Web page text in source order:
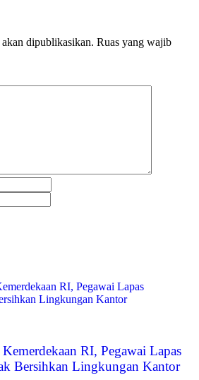
dipublikasikan. Ruas yang wajib
RI, Pegawai Lapas
Bersihkan Lingkungan Kantor